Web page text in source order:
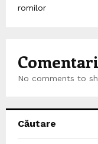
romilor
No comments to
Căutare